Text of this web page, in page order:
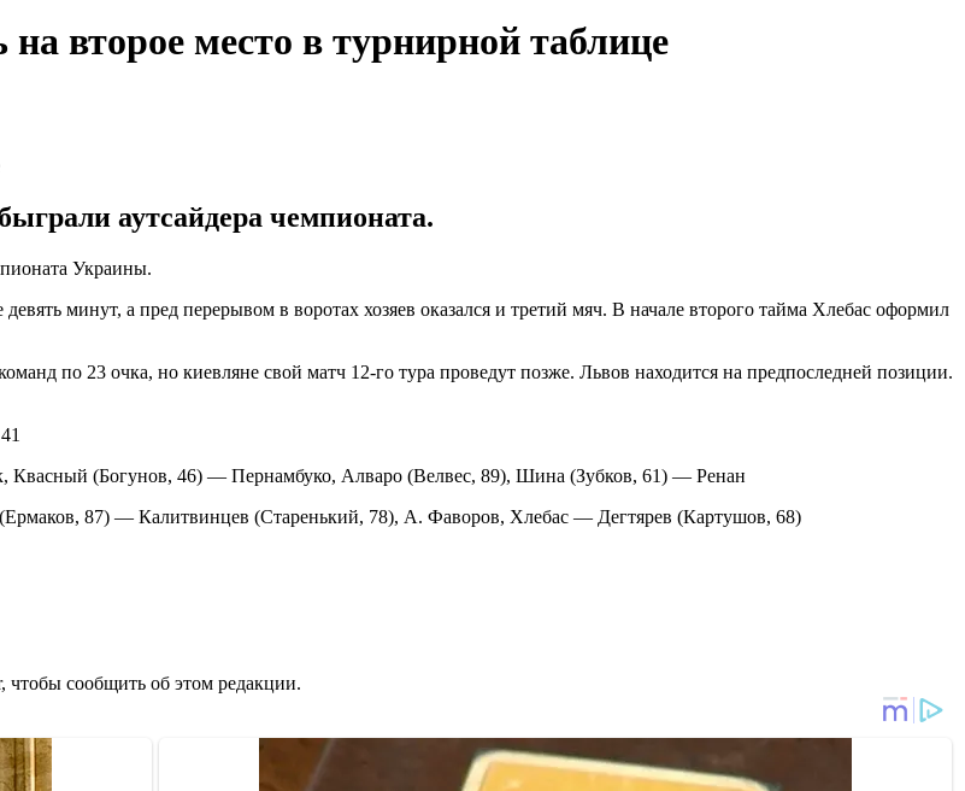
второе место в турнирной таблице
аутсайдера чемпионата.
Украины.
минут, а пред перерывом в воротах хозяев оказался и третий мяч. В начале второго тайма Хлебас оформил
по 23 очка, но киевляне свой матч 12-го тура проведут позже. Львов находится на предпоследней позиции.
(Богунов, 46) — Пернамбуко, Алваро (Велвес, 89), Шина (Зубков, 61) — Ренан
87) — Калитвинцев (Старенький, 78), А. Фаворов, Хлебас — Дегтярев (Картушов, 68)
сообщить об этом редакции.